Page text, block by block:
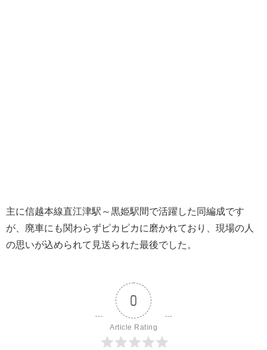
主に信越本線直江津駅～黒姫駅間で活躍した同編成です
が、廃車にも関わらずピカピカに磨かれており、現場の人
の思いが込められて見送られた最後でした。
0
Article Rating